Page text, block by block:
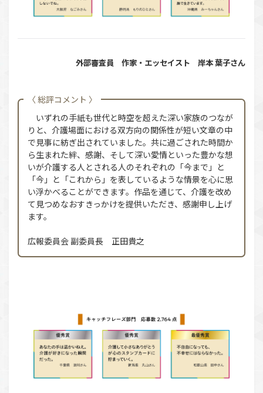
外部審査員 作家・エッセイスト 岸本 葉子さん
〈 総評コメント 〉
いずれの手紙も世代と時空を超えた深い家族のつなが
りと、介護場面における双方向の関係性が短い文章の中
で見事に紡ぎ出されていました。共に過ごされた時間か
ら生まれた絆、感謝、そして深い愛情といった豊かな想
いが介護する人とされる人のそれぞれの「今まで」と
「今」と「これから」を表しているような情景を心に思
い浮かべることができます。作品を通じて、介護を改め
て見つめなおすきっかけを提供いただき、感謝申し上げ
ます。
広報委員会 副委員長 正田貴之